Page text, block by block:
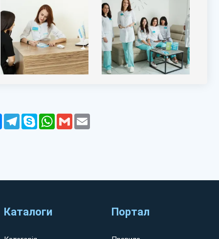
Messenger
Telegram
Skype WhatsApp
Gmail
Каталоги Портал